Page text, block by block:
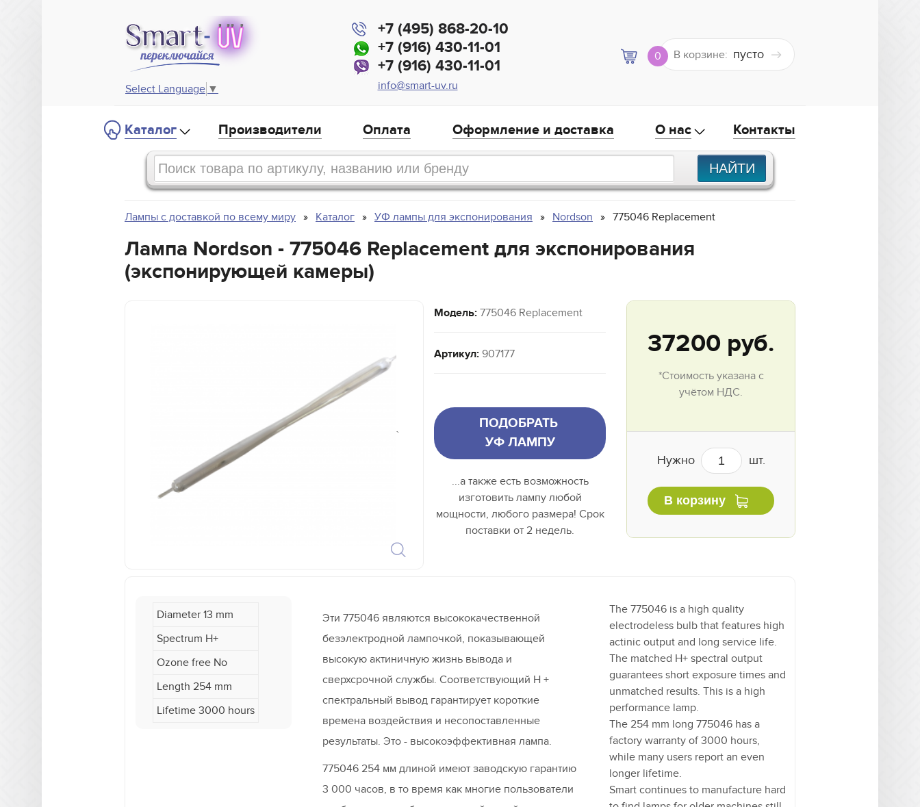
Select Language ▼
+7 (495) 868-20-10
+7 (916) 430-11-01
+7 (916) 430-11-01
info@smart-uv.ru
0 В корзине: пусто
Каталог Производители Оплата Оформление и доставка О нас Контакты
Лампы с доставкой по всему миру Каталог УФ лампы для экспонирования Nordson 775046 Replacement
Лампа Nordson - 775046 Replacement для экспонирования
(экспонирующей камеры)
`
Модель: 775046 Replacement
Артикул: 907177
ПОДОБРАТЬ
УФ ЛАМПУ
...а также есть возможность
изготовить лампу любой
мощности, любого размера! Срок
поставки от 2 недель.
37200 руб.
*Стоимость указана с
учётом НДС.
Нужно шт.
В корзину
Diameter 13 mm
Spectrum H+
Ozone free No
Length 254 mm
Lifetime 3000 hours
Эти 775046 являются высококачественной
безэлектродной лампочкой, показывающей
высокую актиничную жизнь вывода и
сверхсрочной службы. Соответствующий H +
спектральный вывод гарантирует короткие
времена воздействия и несопоставленные
результаты. Это - высокоэффективная лампа.
775046 254 мм длиной имеют заводскую гарантию
3 000 часов, в то время как многие пользователи
The 775046 is a high quality
electrodeless bulb that features high
actinic output and long service life.
The matched H+ spectral output
guarantees short exposure times and
unmatched results. This is a high
performance lamp.
The 254 mm long 775046 has a
factory warranty of 3000 hours,
while many users report an even
longer lifetime.
Smart continues to manufacture hard